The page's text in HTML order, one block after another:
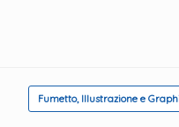
Fumetto, Illustrazione e